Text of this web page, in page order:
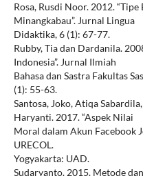
Rosa, Rusdi Noor. 2012.
Minangkabau”. Jurnal Lingua
Didaktika, 6 (1): 67-77.
Rubby, Tia dan Dardanila.
Indonesia”. Jurnal Ilmiah
Bahasa dan Sastra Fakultas
(1): 55-63.
Santosa, Joko, Atiqa
Haryanti. 2017. “Aspek Nilai
Moral dalam Akun Facebook
URECOL.
Yogyakarta: UAD.
Sudaryanto. 2015. Metode